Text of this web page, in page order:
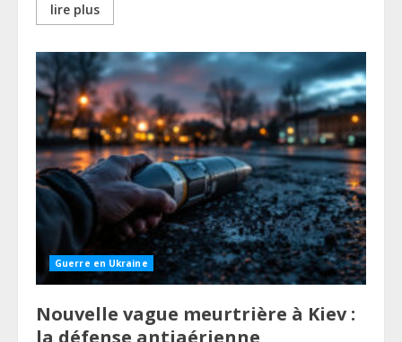
lire plus
Guerre en Ukraine
Nouvelle vague meurtrière à Kiev :
la défense antiaérienne